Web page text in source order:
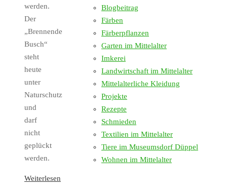
werden.
Der
„Brennende
Busch“
steht
heute
unter
Naturschutz
und
darf
nicht
geplückt
werden.
Weiterlesen
Blogbeitrag
Färben
Färberpflanzen
Garten im Mittelalter
Imkerei
Landwirtschaft im Mittelalter
Mittelalterliche Kleidung
Projekte
Rezepte
Schmieden
Textilien im Mittelalter
Tiere im Museumsdorf Düppel
Wohnen im Mittelalter